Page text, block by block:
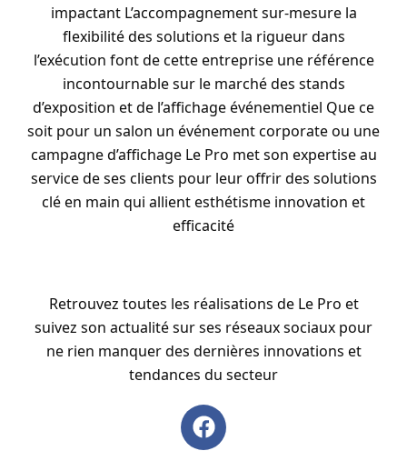
impactant L’accompagnement sur-mesure la
flexibilité des solutions et la rigueur dans
l’exécution font de cette entreprise une référence
incontournable sur le marché des stands
d’exposition et de l’affichage événementiel Que ce
soit pour un salon un événement corporate ou une
campagne d’affichage Le Pro met son expertise au
service de ses clients pour leur offrir des solutions
clé en main qui allient esthétisme innovation et
efficacité
Retrouvez toutes les réalisations de Le Pro et
suivez son actualité sur ses réseaux sociaux pour
ne rien manquer des dernières innovations et
tendances du secteur